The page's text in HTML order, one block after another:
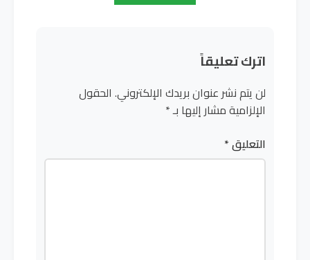
اترك تعليقاً
لن يتم نشر عنوان بريدك الإلكتروني. الحقول
الإلزامية مشار إليها بـ*
التعليق*